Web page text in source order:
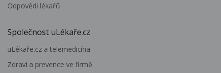
Odpovědi lékařů
Společnost uLékaře.cz
uLékaře.cz a telemedicína
Zdraví a prevence ve firmě